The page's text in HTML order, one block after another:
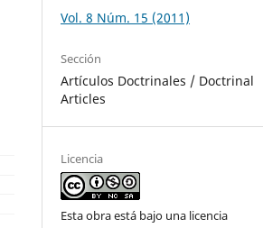
Vol. 8 Núm. 15 (2011)
Sección
Artículos Doctrinales / Doctrinal
Articles
Licencia
Esta obra está bajo una licencia